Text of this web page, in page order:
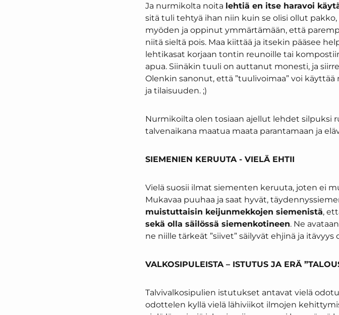
Ja nurmikolta noita lehtiä en itse haravoi
sitä tuli tehtyä ihan niin kuin se olisi ollut
myöden ja oppinut ymmärtämään, että
niitä sieltä pois. Maa kiittää ja itsekin pääsee
lehtikasat korjaan tontin reunoille tai
apua. Siinäkin tuuli on auttanut monesti, ja
Olenkin sanonut, että ”tuulivoimaa” voi
ja tilaisuuden. ;)
Nurmikoilta olen tosiaan ajellut lehdet silpuksi
talvenaikana maatua maata parantamaan ja
SIEMENIEN KERUUTA - VIELÄ EHTII
Vielä suosii ilmat siementen keruuta, joten ei
Mukavaa puuhaa ja saat hyvät,
muistuttaisin keijunmekkojen siemenistä,
sekä olla säilössä siemenkotineen. Ne
ne niille tärkeät ”siivet” säilyvät ehjinä ja itävyys
VALKOSIPULEISTA – ISTUTUS JA ERÄ
Talvivalkosipulien istutukset antavat vielä
odottelen kyllä vielä lähiviikot ilmojen